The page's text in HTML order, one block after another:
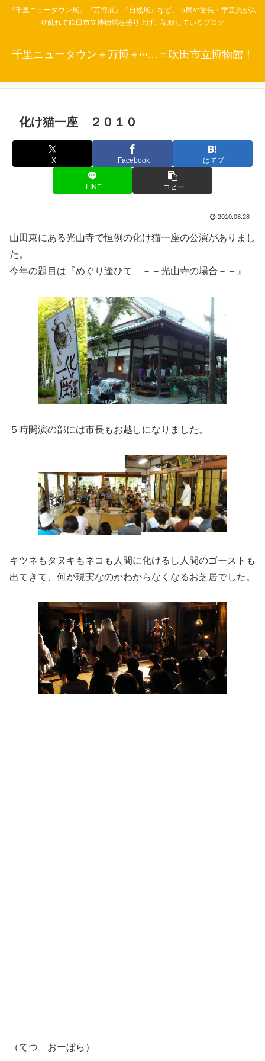
『千里ニュータウン展』『万博展』『自然展』など、市民や館長・学芸員が入
り乱れて吹田市立博物館を盛り上げ、記録しているブログ
千里ニュータウン＋万博＋∞…＝吹田市立博物館！
化け猫一座 ２０１０
X Facebook はてブ
LINE コピー
2010.08.28
山田東にある光山寺で恒例の化け猫一座の公演がありまし
た。
今年の題目は『めぐり逢ひて －－光山寺の場合－－』
５時開演の部には市長もお越しになりました。
キツネもタヌキもネコも人間に化けるし人間のゴーストも
出てきて、何が現実なのかわからなくなるお芝居でした。
（てつ おーぼら）